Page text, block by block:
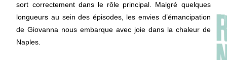
sort correctement dans le rôle principal. Malgré quelques
longueurs au sein des épisodes, les envies d’émancipation
de Giovanna nous embarque avec joie dans la chaleur de
Naples.